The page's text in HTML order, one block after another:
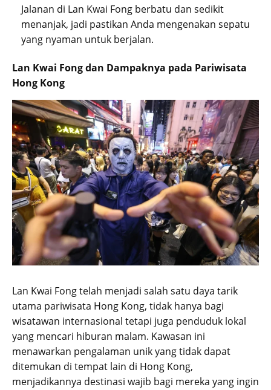
Jalanan di Lan Kwai Fong berbatu dan sedikit
menanjak, jadi pastikan Anda mengenakan sepatu
yang nyaman untuk berjalan.
Lan Kwai Fong dan Dampaknya pada Pariwisata
Hong Kong
Lan Kwai Fong telah menjadi salah satu daya tarik
utama pariwisata Hong Kong, tidak hanya bagi
wisatawan internasional tetapi juga penduduk lokal
yang mencari hiburan malam. Kawasan ini
menawarkan pengalaman unik yang tidak dapat
ditemukan di tempat lain di Hong Kong,
menjadikannya destinasi wajib bagi mereka yang ingin